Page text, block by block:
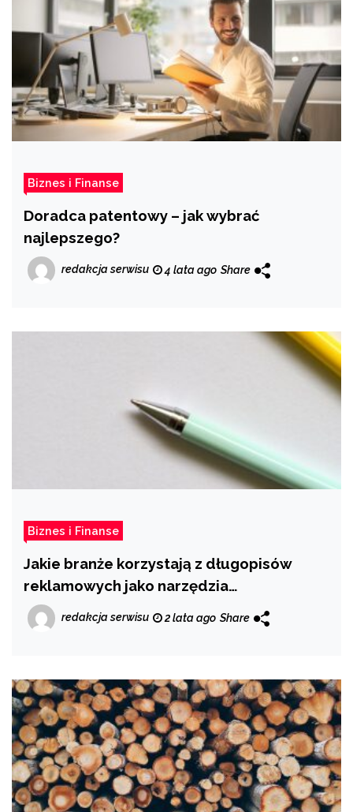
Biznes i Finanse
Doradca patentowy – jak wybrać
najlepszego?
redakcja serwisu 4 lata ago Share
Biznes i Finanse
Jakie branże korzystają z długopisów
reklamowych jako narzędzia
promocyjnego?
redakcja serwisu 2 lata ago Share